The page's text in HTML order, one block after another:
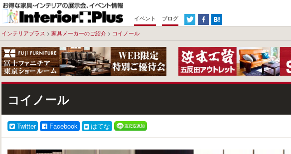
本
へ
イベント
ブログ
インテリアプラス > 家具メーカーのご紹介 > コイノール
コイノール
Twitter Facebook はてな